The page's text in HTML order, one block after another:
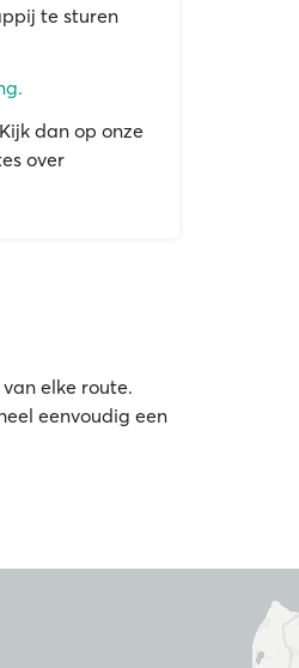
te sturen
dan op onze
over
elke route.
eenvoudig een